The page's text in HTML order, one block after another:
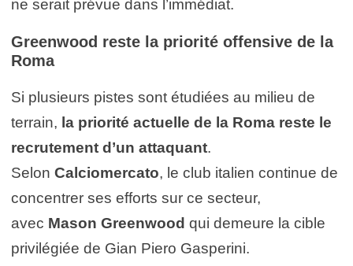
ne serait prévue dans l’immédiat.
Greenwood reste la priorité offensive de la
Roma
Si plusieurs pistes sont étudiées au milieu de
terrain, la priorité actuelle de la Roma reste le
recrutement d’un attaquant.
Selon Calciomercato, le club italien continue de
concentrer ses efforts sur ce secteur,
avec Mason Greenwood qui demeure la cible
privilégiée de Gian Piero Gasperini.